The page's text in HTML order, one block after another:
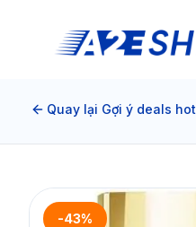
Quay lại Gợi ý deals hot
-43%